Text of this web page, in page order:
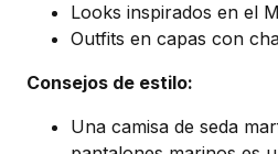
Looks inspirados en el
Outfits en capas con
Consejos de estilo:
Una camisa de seda